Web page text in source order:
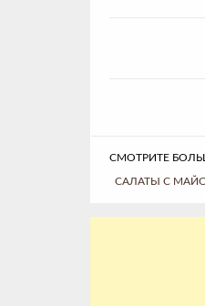
СМОТРИТЕ
САЛАТЫ С